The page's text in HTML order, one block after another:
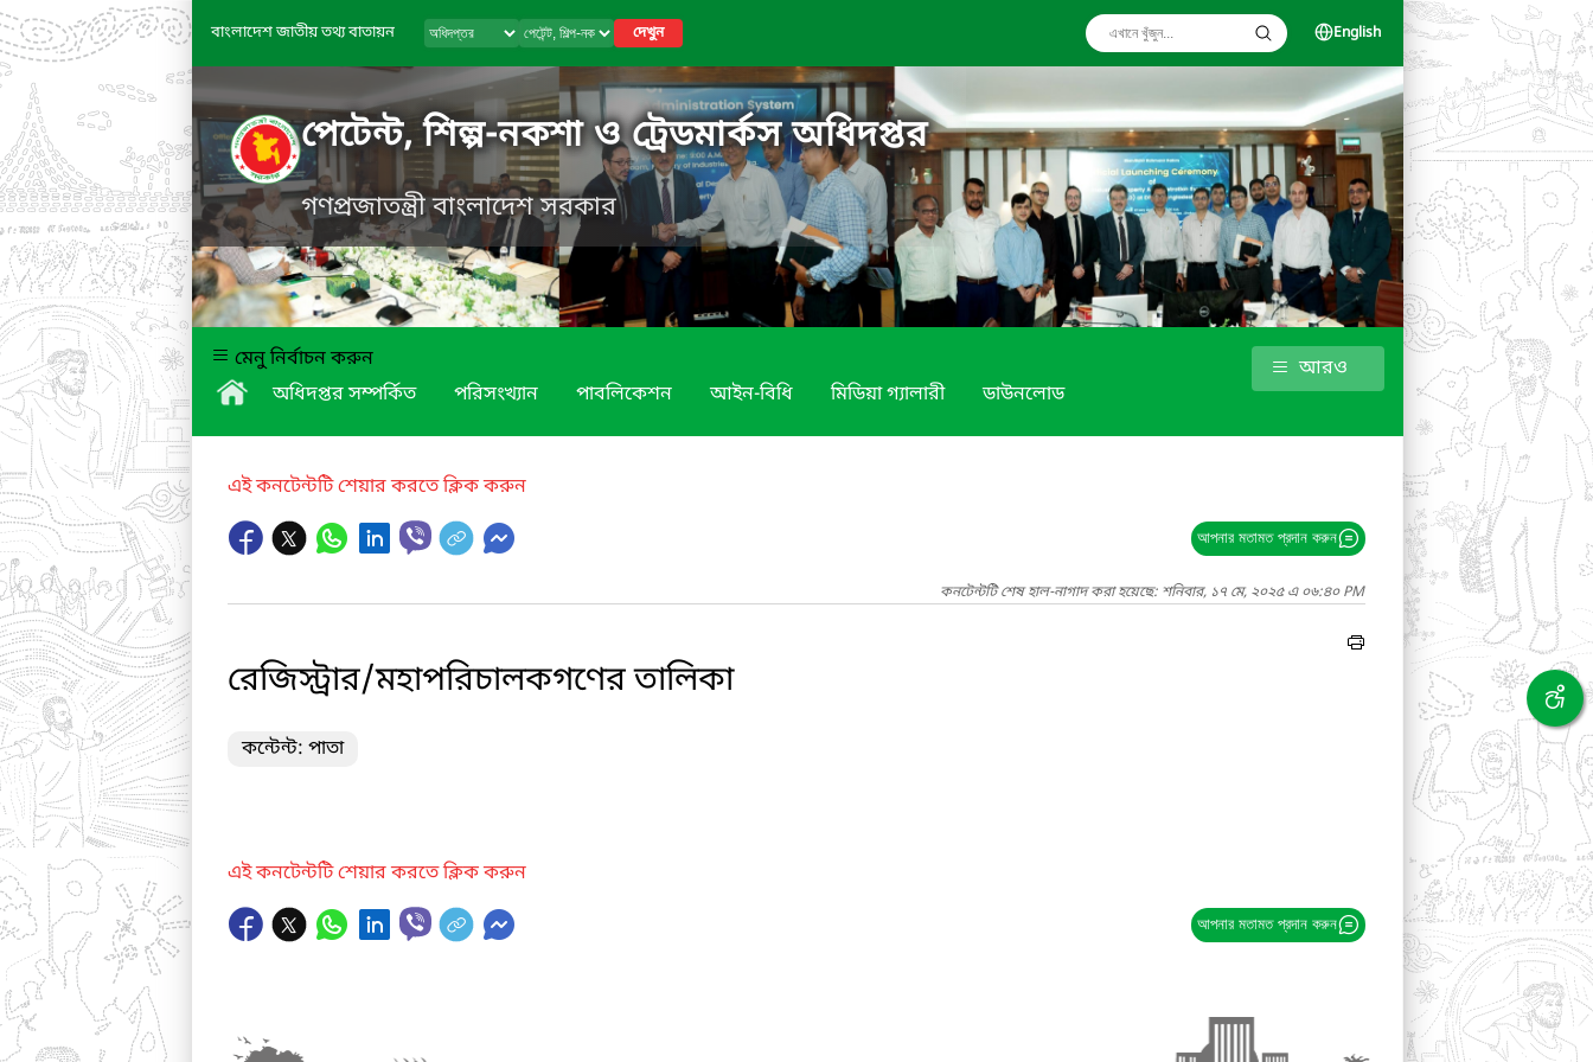
বাংলাদেশ জাতীয় তথ্য বাতায়ন দেখুন English
পেটেন্ট, শিল্প-নকশা ও ট্রেডমার্কস অধিদপ্তর
গণপ্রজাতন্ত্রী বাংলাদেশ সরকার
মেনু নির্বাচন করুন
অধিদপ্তর সম্পর্কিত
পরিসংখ্যান পাবলিকেশন আইন-বিধি মিডিয়া গ্যালারী ডাউনলোড
আরও
এই কনটেন্টটি শেয়ার করতে ক্লিক করুন
আপনার মতামত প্রদান করুন
কনটেন্টটি শেষ হাল-নাগাদ করা হয়েছে: শনিবার, ১৭ মে, ২০২৫ এ ০৬:৪০ PM
রেজিস্ট্রার/মহাপরিচালকগণের তালিকা
কন্টেন্ট: পাতা
এই কনটেন্টটি শেয়ার করতে ক্লিক করুন
আপনার মতামত প্রদান করুন